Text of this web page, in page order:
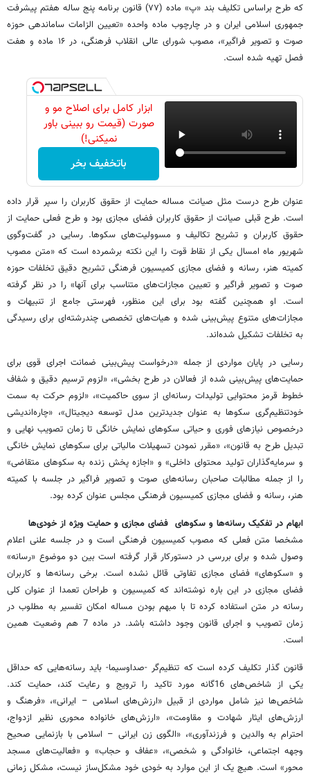
که طرح براساس تکلیف بند «پ» ماده (۷۷) قانون برنامه پنج ‌ساله هفتم پیشرفت
جمهوری اسلامی ایران و در چارچوب ماده‌ واحده «تعیین الزامات ساماندهی حوزه
صوت و تصویر فراگیر»، مصوب شورای عالی انقلاب فرهنگی، در ۱۶ ماده و هفت
فصل تهیه شده است.
ابزار کامل برای اصلاح مو و
صورت (قیمت رو ببینی باور
نمیکنی!)
باتخفیف بخر
عنوان طرح درست مثل صیانت مساله حمایت از حقوق کاربران را سپر قرار داده
است. طرح قبلی صیانت از حقوق کاربران فضای مجازی بود و طرح فعلی حمایت از
حقوق کاربران و تشریح تکالیف و مسوولیت‌های سکوها. رسایی در گفت‌وگوی
شهریور ماه امسال یکی از نقاط قوت را این نکته برشمرده است که «متن مصوب
کمیته هنر، رسانه و فضای مجازی کمیسیون فرهنگی تشریح دقیق تخلفات حوزه
صوت و تصویر فراگیر و تعیین مجازات‌های متناسب برای آنها» را در نظر گرفته
است. او همچنین گفته بود برای این منظور، فهرستی جامع از تنبیهات و
مجازات‌های متنوع پیش‌بینی ‌شده و هیات‌های تخصصی چندرشته‌ای برای رسیدگی
به تخلفات تشکیل شده‌اند.
رسایی در پایان مواردی از جمله «درخواست پیش‌بینی ضمانت اجرای قوی برای
حمایت‌های پیش‌بینی شده از فعالان در طرح بخشی»، «لزوم ترسیم دقیق و شفاف
خطوط قرمز محتوایی تولیدات رسانه‌ای از سوی حاکمیت»، «لزوم حرکت به سمت
خودتنظیم‌گری سکوها به عنوان جدیدترین مدل توسعه دیجیتال»، «چاره‌اندیشی
درخصوص نیازهای فوری و حیاتی سکوهای نمایش خانگی تا زمان تصویب نهایی و
تبدیل طرح به قانون»، «مقرر نمودن تسهیلات مالیاتی برای سکوهای نمایش خانگی
و سرمایه‌گذاران تولید محتوای داخلی» و «اجازه پخش زنده به سکوهای متقاضی»
را از جمله مطالبات صاحبان رسانه‌های صوت و تصویر فراگیر در جلسه با کمیته
هنر، رسانه و فضای مجازی کمیسیون فرهنگی مجلس عنوان کرده بود.
ابهام در تفکیک رسانه‌ها و سکوهای فضای مجازی و حمایت ویژه از خودی‌ها
مشخصا متن فعلی که مصوب کمیسیون فرهنگی است و در جلسه علنی اعلام
وصول شده و برای بررسی در دستورکار قرار گرفته است بین دو موضوع «رسانه»
و «سکوهای» فضای مجازی تفاوتی قائل نشده است. برخی رسانه‌ها و کاربران
فضای مجازی در این باره نوشته‌اند که کمیسیون و طراحان تعمدا از عنوان کلی
رسانه در متن استفاده کرده تا با مبهم بودن مساله امکان تفسیر به مطلوب در
زمان تصویب و اجرای قانون وجود داشته باشد. در ماده 7 هم وضعیت همین
است.
قانون گذار تکلیف کرده است که تنظیم‌گر -صداوسیما- باید رسانه‌هایی که حداقل
یکی از شاخص‌های 16گانه مورد تاکید را ترویج و رعایت کند، حمایت کند.
شاخص‌ها نیز شامل مواردی از قبیل «ارزش‌های اسلامی – ایرانی»، «فرهنگ و
ارزش‌های ایثار شهادت و مقاومت»، «ارزش‌های خانواده محوری نظیر ازدواج،
احترام به والدین و فرزندآوری»، «الگوی زن ایرانی – اسلامی با بازنمایی صحیح
وجهه اجتماعی، خانوادگی و شخصی»، «عفاف و حجاب» و «فعالیت‌های مسجد
محور» است. هیچ یک از این موارد به خودی خود مشکل‌ساز نیست، مشکل زمانی